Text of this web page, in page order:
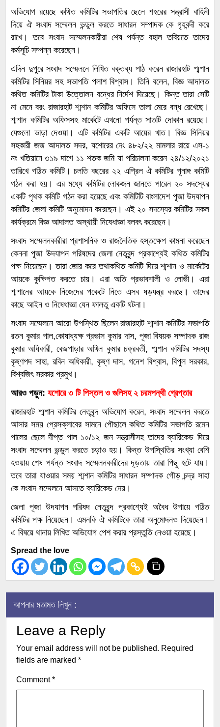
অভিযোগ রয়েছে কথিত কমিটির সভাপতির ছেলে শহরের সন্ত্রাসী বাহিনী
দিয়ে ঐ সংবাদ সম্মেলন ভন্ডুল করতে সাধারন সম্পাদক কে গৃহবন্দী করে
রাখে। তবে সংবাদ সম্মেলনকারীরা শেষ পর্যন্ত বহাল তবিয়তে তাদের
কর্মসূচি সম্পন্ন করেছেন।
এদিন দুপুরে সংবাদ সম্মেলনে লিখিত বক্তব্য পাঠ করেন রাজারহাট শ্মশান
কমিটির সিনিয়র সহ সভাপতি পলাশ বিশ্বাস। তিনি বলেন, বিজ্ঞ আদালত
কথিত কমিটির টাকা উত্তোলন বন্ধের নির্দেশ দিয়েছে। কিন্ত তারা সেটি
না মেনে বরং রাজারহাট শ্মশান কমিটির অফিসে তালা মেরে বন্ধ রেখেছে।
শ্মশান কমিটির অফিসসহ মার্কেটে এখনো পর্যন্ত সাতটি দোকান রয়েছে।
যেগুলো ভাড়া দেওয়া। এটি কমিটির একটি আয়ের খাত। বিজ্ঞ সিনিয়র
সহকারী জজ আদালত সদর, যশোরের দেং ৪৮২/২২ মামলার রায়ে এস-১
নং খতিয়ানে ৩১৯ দাগে ১১ শতক জমি যা পরিচালনা করেন ২৪/১২/২০২১
তারিখে গঠিত কমিটি। চলতি বছরের ২২ এপ্রিল ঐ কমিটির পূনাঙ্গ কমিটি
গঠন করা হয়। এর মধ্যে কমিটির লোকজন জানতে পারেন ২০ সদস্যের
একটি পৃথক কমিটি গঠন করা হয়েছে এবং কমিটিটি বাংলাদেশ পূজা উদযাপন
কমিটির জেলা কমিটি অনুমোদন করেছেন। এই ২০ সদস্যের কমিটির সকল
কার্যক্রমে বিজ্ঞ আদালত অস্থায়ী নিষেধাজ্ঞা বলবৎ করেছেন।
সংবাদ সম্মেলনকারীরা প্রশাসনিক ও রাজনৈতিক হস্তক্ষেপ কামনা করেছেন
কেননা পূজা উদযাপন পরিষদের জেলা নেতৃবৃন্দ প্রকাশ্যেই কথিত কমিটির
পক্ষ নিয়েছেন। তারা জোর করে তথাকথিত কমিটি দিয়ে শ্মশান ও মার্কেটের
আয়কে কুক্ষিগত করতে চায়। এরা অতি প্রভাবশালী ও লোভী। এরা
শ্মশানের আয়কে নিজেদের পকেটে নিতে এসব ষড়যন্ত্র করছে। তাদের
কাছে আইন ও নিষেধাজ্ঞা যেন ফালতু একটি ঘটনা।
সংবাদ সম্মেলনে আরো উপস্থিত ছিলেন রাজারহাট শ্মশান কমিটির সভাপতি
রতন কুমার পাল,কোষাধ্যক্ষ প্রভাস কুমার দাস, পূজা বিষয়ক সম্পাদক রাজ
কুমার অধিকারী, বেজপাড়ার অখিল কুমার চক্রবর্তী, শ্মশান কমিটির সদস্য
কৃষ্ণপদ সাহা, রবিন অধিকারী, কৃষ্ণ দাস, গনেশ বিশ্বাস, বিপুল সরকার,
বিশ্বজিৎ সরকার প্রমুখ।
আরও পড়ুন: যশোরে ৩ টি পিস্তল ও গুলিসহ ২ চরমপন্থী গ্রেপ্তার‌
রাজারহাট শ্মশান কমিটির নেতৃবৃন্দ অভিযোগ করেন, সংবাদ সম্মেলন করতে
আসার সময় প্রেসক্লাবের সামনে পৌছালে কথিত কমিটির সভাপতি রমেন
পালের ছেলে দীপ্ত পাল ১০/১২ জন সন্ত্রাসীসহ তাদের ব্যারিকেড দিয়ে
সংবাদ সম্মেলন ভন্ডুল করতে চড়াও হয়। কিন্ত উপস্থিতির সংখ্যা বেশি
হওয়ায় শেষ পর্যন্ত সংবাদ সম্মেলনকারীদের দূড়তায় তারা পিছু হটে যায়।
তবে তারা যাওয়ার সময় শ্মশান কমিটির সাধারন সম্পাদক গৌড় চন্দ্র সাহা
কে সংবাদ সম্মেলনে আসতে ব্যারিকেড দেয়।
জেলা পূজা উদযাপন পরিষদ নেতৃবৃন্দ প্রকাশ্যেই অবৈধ উপায়ে গঠিত
কমিটির পক্ষ নিয়েছেন। এমনকি ঐ কমিটিকে তারা অনুমোদনও দিয়েছেন।
এ বিষয়ে থানায় লিখিত অভিযোগ পেশ করার প্রস্তুতি নেওয়া হয়েছে।
Spread the love
আপনার মতামত লিখুন :
Leave a Reply
Your email address will not be published. Required
fields are marked *
Comment*